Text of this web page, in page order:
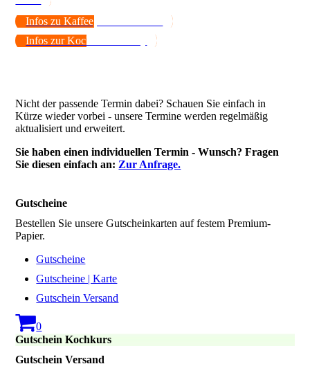
Infos zu Kaffee, Tricks & Keks
Infos zur Koch-Show-Party
Nicht der passende Termin dabei? Schauen Sie einfach in
Kürze wieder vorbei - unsere Termine werden regelmäßig
aktualisiert und erweitert.
Sie haben einen individuellen Termin - Wunsch? Fragen
Sie diesen einfach an: Zur Anfrage.
Gutscheine
Bestellen Sie unsere Gutscheinkarten auf festem Premium-
Papier.
Gutscheine
Gutscheine | Karte
Gutschein Versand
0
Gutschein Kochkurs
Gutschein Versand